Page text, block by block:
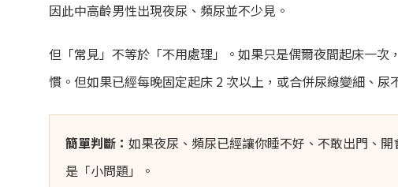
因此中高齡男性出現夜尿、頻尿並不少見。
但「常見」不等於「不用處理」。如果只是偶爾夜間起床一
慣。但如果已經每晚固定起床 2 次以上，或合併尿線變細、尿
簡單判斷： 如果夜尿、頻尿已經讓你睡不好、不敢出門、
是「小問題」。